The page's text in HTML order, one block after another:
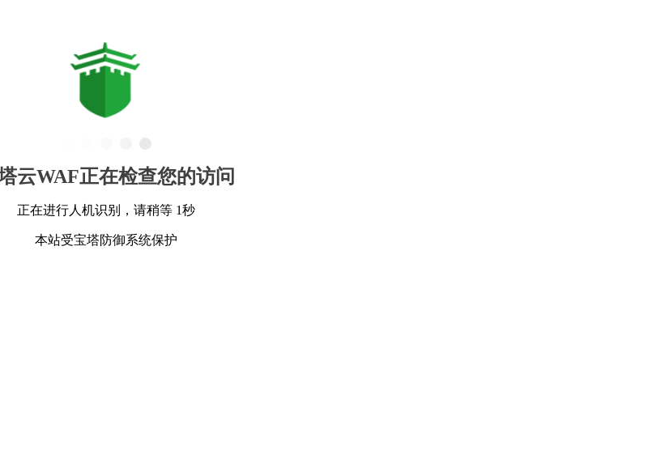
云WAF正在检查您的访问
正在进行人机识别，请稍等 1秒
本站受宝塔防御系统保护